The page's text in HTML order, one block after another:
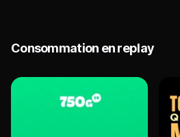
Consommation en replay